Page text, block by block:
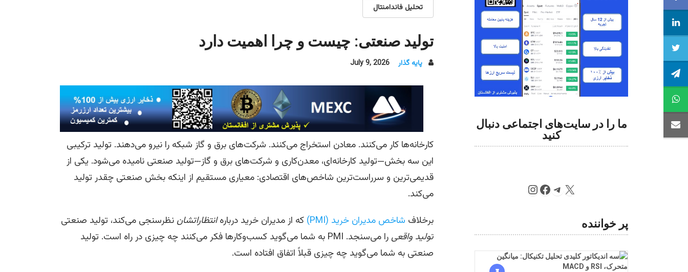
تحلیل فاندامنتال
تولید صنعتی: چیست و چرا اهمیت دارد
پایه گذار July 9, 2026
کارخانه‌ها کار می‌کنند. معادن استخراج می‌کنند. شرکت‌های برق و گاز شبکه را نیرو می‌دهند. تولید ترکیبی
این سه بخش—تولید کارخانه‌ای، معدن‌کاری و شرکت‌های برق و گاز—تولید صنعتی نامیده می‌شود. یکی از
قدیمی‌ترین و سرراست‌ترین شاخص‌های اقتصادی: معیاری مستقیم از اینکه بخش صنعتی چقدر تولید
می‌کند.
برخلاف شاخص مدیران خرید (PMI) که از مدیران خرید دربارهانتظاراتشان نظرسنجی می‌کند، تولید صنعتی
تولید واقعی
را می‌سنجد. PMI به شما می‌گوید کسب‌وکارها فکر می‌کنند چه چیزی در راه است. تولید
صنعتی به شما می‌گوید چه چیزی قبلاً اتفاق افتاده است.
ما را در سایت‌های اجتماعی دنبال
کنید
پر خواننده